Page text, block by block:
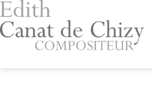
Aller
au
contenu